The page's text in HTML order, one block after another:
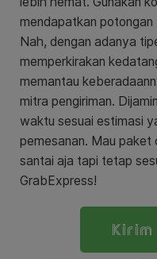
mendapatkan
Nah, dengan adanya
memperkirakan
memantau
mitra pengiriman.
waktu sesuai estimasi
pemesanan. Mau paket
santai aja tapi tetap
GrabExpress!